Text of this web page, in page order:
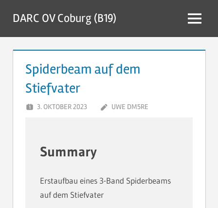
Inhalt
springen
DARC OV Coburg (B19) Menü
Spiderbeam auf dem
Stiefvater
3. OKTOBER 2023 UWE DM5RE
Summary
Erstaufbau eines 3-Band Spiderbeams
auf dem Stiefvater